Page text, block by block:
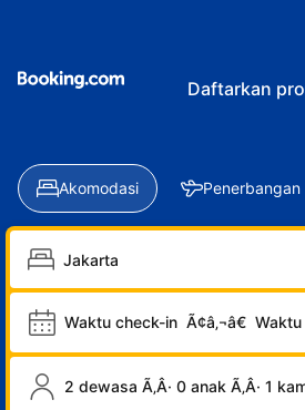
Daftarkan
Akomodasi Penerbangan
Waktu check-in Ã¢â‚¬â€
2 dewasa Ã‚Â· 0 anak Ã‚Â· 1